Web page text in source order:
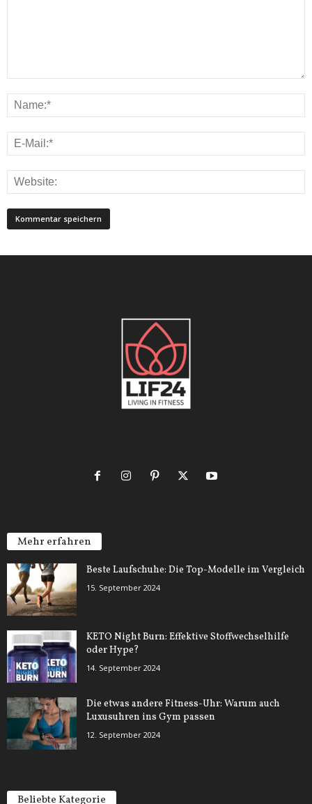
Mehr erfahren
Beste Laufschuhe: Die Top-Modelle im Vergleich
15. September 2024
KETO Night Burn: Effektive Stoffwechselhilfe
oder Hype?
14. September 2024
Die etwas andere Fitness-Uhr: Warum auch
Luxusuhren ins Gym passen
12. September 2024
Beliebte Kategorie